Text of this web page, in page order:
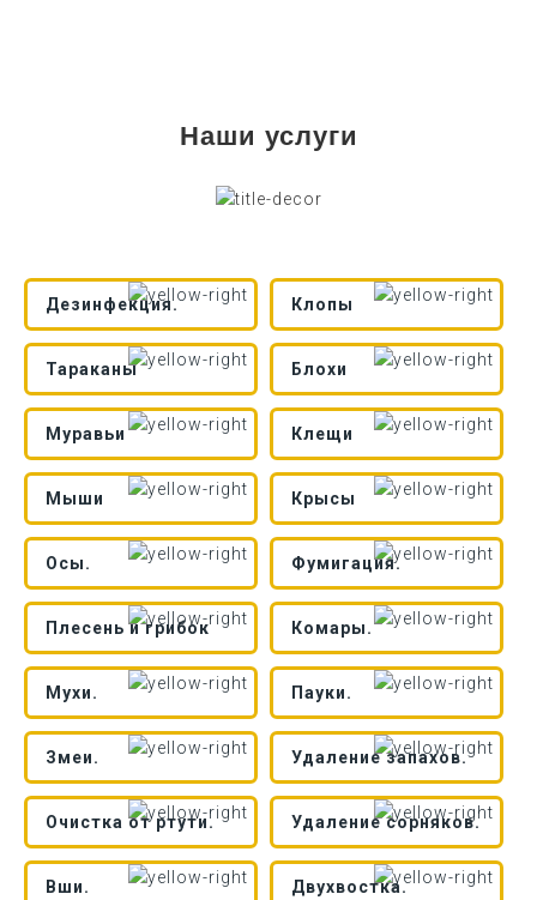
Наши услуги
Дезинфекция. Клопы
Тараканы Блохи
Муравьи Клещи
Мыши Крысы
Осы. Фумигация.
Плесень и грибок Комары.
Мухи. Пауки.
Змеи. Удаление запахов.
Очистка от ртути. Удаление сорняков.
Вши. Двухвостка.